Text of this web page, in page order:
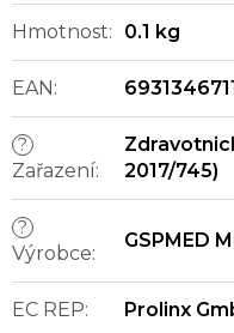
Hmotnost: 0.1 kg
EAN:
?
Zařazení:
2017/745)
?
Výrobce:
GSPMED
EC REP: Prolinx